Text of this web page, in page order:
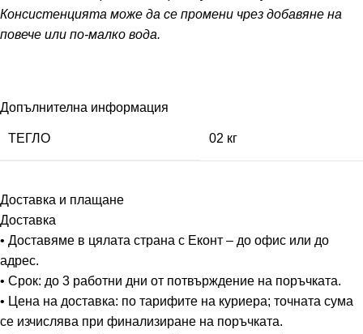
Консистенцията може да се промени чрез добавяне на
повече или по-малко вода.
Допълнителна информация
ТЕГЛО 02 кг
Доставка и плащане
Доставка
• Доставяме в цялата страна с Еконт – до офис или до
адрес.
• Срок: до 3 работни дни от потвърждение на поръчката.
• Цена на доставка: по тарифите на куриера; точната сума
се изчислява при финализиране на поръчката.